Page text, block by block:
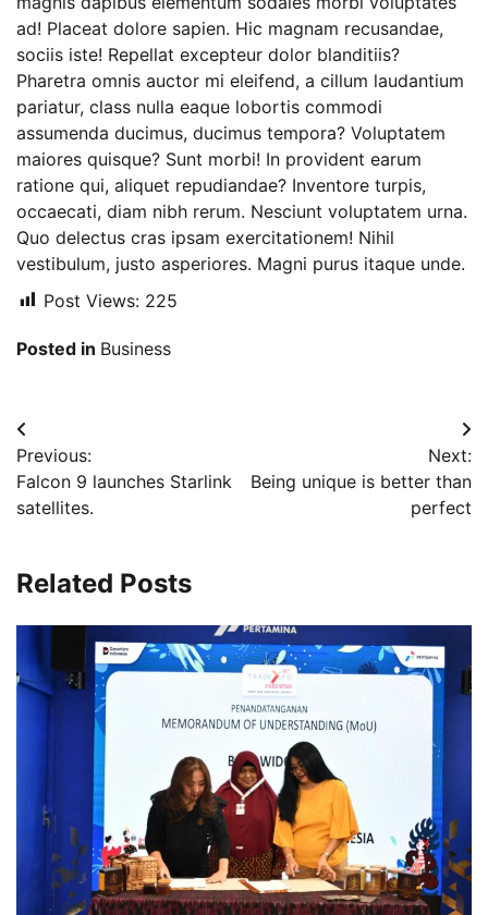
ad! Placeat dolore sapien. Hic magnam recusandae,
sociis iste! Repellat excepteur dolor blanditiis?
Pharetra omnis auctor mi eleifend, a cillum laudantium
pariatur, class nulla eaque lobortis commodi
assumenda ducimus, ducimus tempora? Voluptatem
maiores quisque? Sunt morbi! In provident earum
ratione qui, aliquet repudiandae? Inventore turpis,
occaecati, diam nibh rerum. Nesciunt voluptatem urna.
Quo delectus cras ipsam exercitationem! Nihil
vestibulum, justo asperiores. Magni purus itaque unde.
Post Views: 225
Posted in Business
Navigasi
pos
Previous:
Falcon 9 launches Starlink
satellites.
Next:
Being unique is better than
perfect
Related Posts